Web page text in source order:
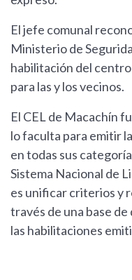
El jefe comunal
Ministerio de
habilitación del
para las y los vecinos.
El CEL de Macachín
lo faculta para emitir
en todas sus
Sistema Nacional de
es unificar criterios y
través de una base
las habilitaciones